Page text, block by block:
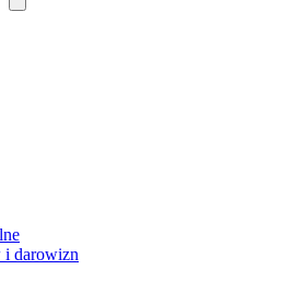
i darowizn